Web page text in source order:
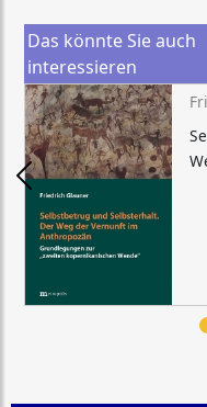
Das könnte Sie auch
interessieren